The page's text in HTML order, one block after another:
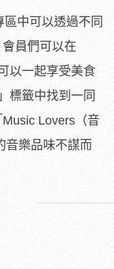
中可以透過不同
員們可以在
以一起享受美食
標籤中找到一同
Lovers（音
音樂品味不謀而